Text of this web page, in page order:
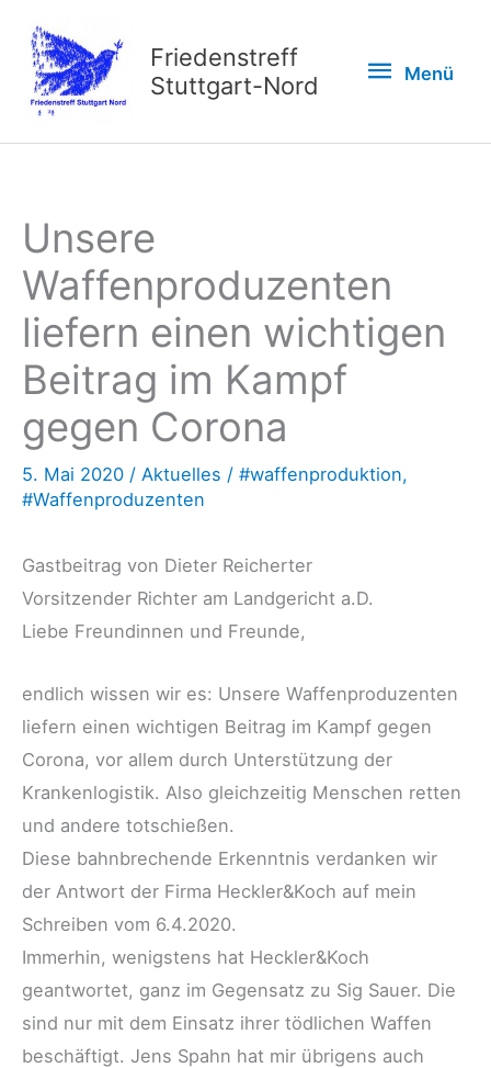
Inhalt
springen
Friedenstreff
Stuttgart-Nord
Menü
Menü
Unsere
Waffenproduzenten
liefern einen wichtigen
Beitrag im Kampf
gegen Corona
5. Mai 2020 / Aktuelles / #waffenproduktion,
#Waffenproduzenten
Gastbeitrag von Dieter Reicherter
Vorsitzender Richter am Landgericht a.D.
Liebe Freundinnen und Freunde,
endlich wissen wir es: Unsere Waffenproduzenten
liefern einen wichtigen Beitrag im Kampf gegen
Corona, vor allem durch Unterstützung der
Krankenlogistik. Also gleichzeitig Menschen retten
und andere totschießen.
Diese bahnbrechende Erkenntnis verdanken wir
der Antwort der Firma Heckler&Koch auf mein
Schreiben vom 6.4.2020.
Immerhin, wenigstens hat Heckler&Koch
geantwortet, ganz im Gegensatz zu Sig Sauer. Die
sind nur mit dem Einsatz ihrer tödlichen Waffen
beschäftigt. Jens Spahn hat mir übrigens auch